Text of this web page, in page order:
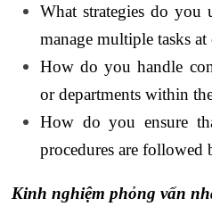
What strategies do you
manage multiple tasks at
How do you handle
or departments within
How do you ensure
procedures are followed
Kinh nghiệm phỏng vấn